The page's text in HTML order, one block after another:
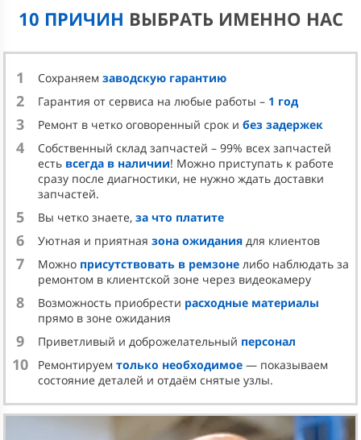
10 ПРИЧИН ВЫБРАТЬ ИМЕННО НАС
1 Сохраняемзаводскую гарантию
2 Гарантия от сервиса на любые работы – 1 год
3 Ремонт в четко оговоренный срок ибез задержек
4
Собственный склад запчастей – 99% всех запчастей
есть всегда в наличии! Можно приступать к работе
сразу после диагностики, не нужно ждать доставки
запчастей.
5 Вы четко знаете,за что платите
6 Уютная и приятнаязона ожидания для клиентов
7 Можно присутствовать в ремзоне либо наблюдать за
ремонтом в клиентской зоне через видеокамеру
8 Возможность приобрести расходные материалы
прямо в зоне ожидания
9 Приветливый и доброжелательный персонал
10 Ремонтируемтолько необходимое — показываем
состояние деталей и отдаём снятые узлы.